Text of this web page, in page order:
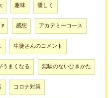
趣味 優しく
感想 アカデミーコース
生徒さんのコメント
うまくなる 無駄のないひきかた
コロナ対策